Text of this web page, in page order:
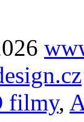
filmy,